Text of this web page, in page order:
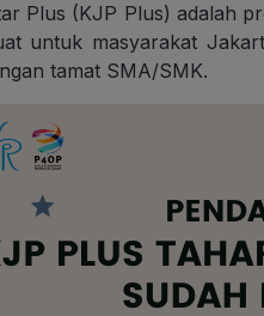
Plus (KJP Plus) adalah
untuk masyarakat
tamat SMA/SMK.